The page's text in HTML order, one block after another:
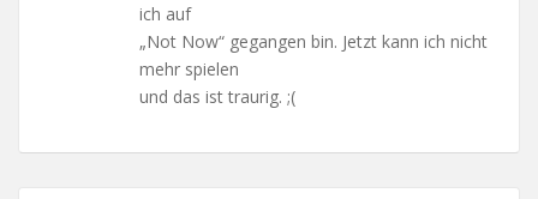
ich auf
„Not Now“ gegangen bin. Jetzt kann ich nicht
mehr spielen
und das ist traurig. ;(